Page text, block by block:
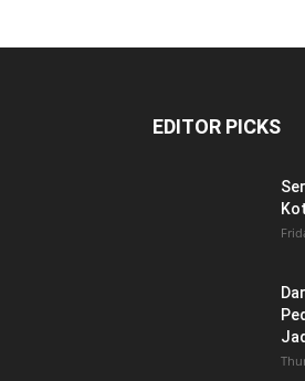
EDITOR PICKS